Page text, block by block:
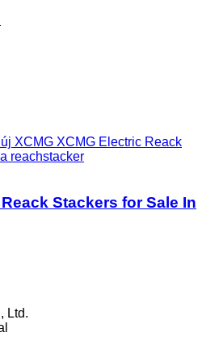
új XCMG XCMG Electric Reack
reachstacker
Stackers for Sale In
Ltd.